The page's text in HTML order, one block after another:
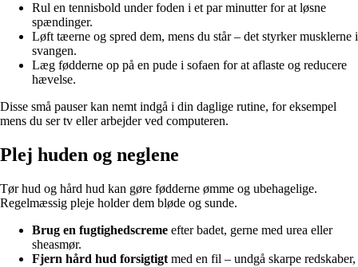
Rul en tennisbold under foden i et par minutter for at løsne
spændinger.
Løft tæerne og spred dem, mens du står – det styrker musklerne i
svangen.
Læg fødderne op på en pude i sofaen for at aflaste og reducere
hævelse.
Disse små pauser kan nemt indgå i din daglige rutine, for eksempel
mens du ser tv eller arbejder ved computeren.
Plej huden og neglene
Tør hud og hård hud kan gøre fødderne ømme og ubehagelige.
Regelmæssig pleje holder dem bløde og sunde.
Brug en fugtighedscreme efter badet, gerne med urea eller
sheasmør.
Fjern hård hud forsigtigt med en fil – undgå skarpe redskaber,